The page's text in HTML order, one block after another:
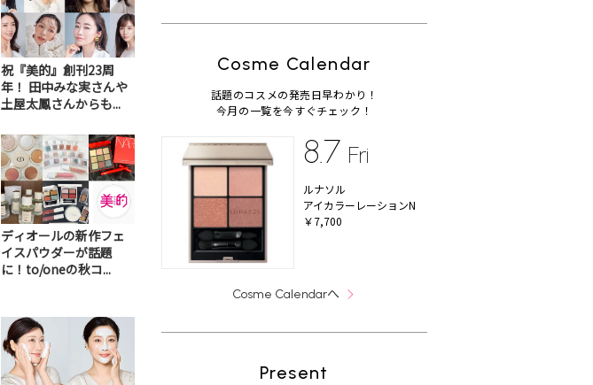
祝『美的』創刊23周
年！ 田中みな実さんや
土屋太鳳さんからも...
ディオールの新作フェ
イスパウダーが話題
に！to/oneの秋コ...
Cosme Calendar
話題のコスメの発売日早わかり！
今月の一覧を今すぐチェック！
8.7 Fri
ルナソル
アイカラーレーションN
￥7,700
Cosme Calendarへ
Present